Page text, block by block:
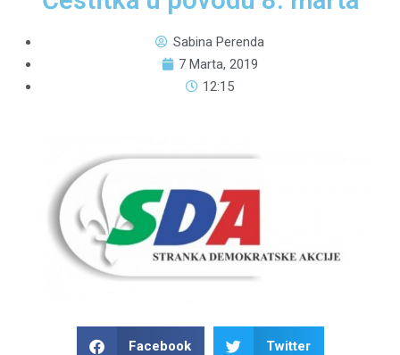
Sabina Perenda
7 Marta, 2019
12:15
Facebook Twitter